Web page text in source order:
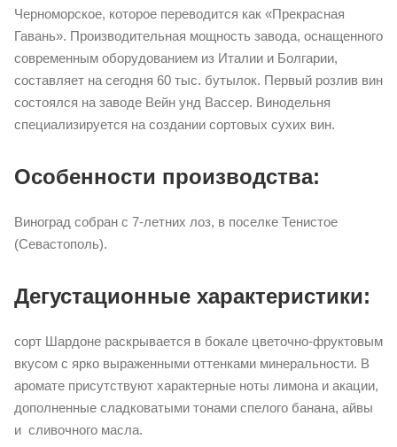
Черноморское, которое переводится как «Прекрасная
Гавань». Производительная мощность завода, оснащенного
современным оборудованием из Италии и Болгарии,
составляет на сегодня 60 тыс. бутылок. Первый розлив вин
состоялся на заводе Вейн унд Вассер. Винодельня
специализируется на создании сортовых сухих вин.
Особенности производства:
Виноград собран с 7-летних лоз, в поселке Тенистое
(Севастополь).
Дегустационные характеристики:
сорт Шардоне раскрывается в бокале цветочно-фруктовым
вкусом с ярко выраженными оттенками минеральности. В
аромате присутствуют характерные ноты лимона и акации,
дополненные сладковатыми тонами спелого банана, айвы
и сливочного масла.